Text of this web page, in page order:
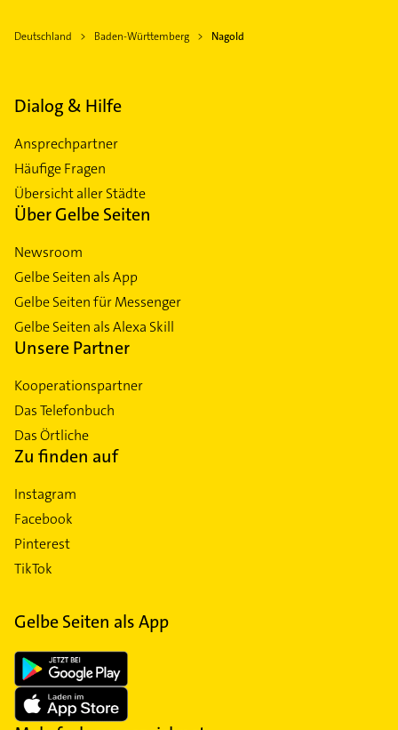
Deutschland Baden-Württemberg Nagold
Dialog & Hilfe
Ansprechpartner
Häufige Fragen
Übersicht aller Städte
Über Gelbe Seiten
Newsroom
Gelbe Seiten als App
Gelbe Seiten für Messenger
Gelbe Seiten als Alexa Skill
Unsere Partner
Kooperationspartner
Das Telefonbuch
Das Örtliche
Zu finden auf
Instagram
Facebook
Pinterest
TikTok
Gelbe Seiten als App